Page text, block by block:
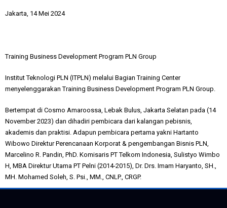
Jakarta, 14 Mei 2024
Training Business Development Program PLN Group
Institut Teknologi PLN (ITPLN) melalui Bagian Training Center
menyelenggarakan Training Business Development Program PLN Group.
Bertempat di Cosmo Amaroossa, Lebak Bulus, Jakarta Selatan pada (14
November 2023) dan dihadiri pembicara dari kalangan pebisnis,
akademis dan praktisi. Adapun pembicara pertama yakni Hartanto
Wibowo Direktur Perencanaan Korporat & pengembangan Bisnis PLN,
Marcelino R. Pandin, PhD. Komisaris PT Telkom Indonesia, Sulistyo Wimbo
H, MBA Direktur Utama PT Pelni (2014-2015), Dr. Drs. Imam Haryanto, SH.,
MH. Mohamed Soleh, S. Psi., MM., CNLP., CRGP.